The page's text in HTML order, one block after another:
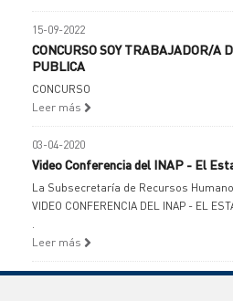
15-09-2022
CONCURSO SOY TRABAJADOR/A
PUBLICA
CONCURSO
Leer más
03-04-2020
Video Conferencia del INAP - El
La Subsecretaría de Recursos
VIDEO CONFERENCIA DEL INAP - EL
.
Leer más